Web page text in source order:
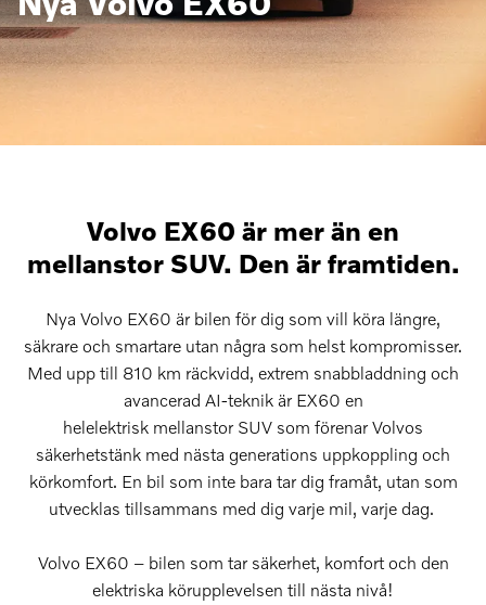
Volvo EX60 är mer än en
mellanstor SUV. Den är framtiden.
Nya Volvo EX60 är bilen för dig som vill köra längre,
säkrare och smartare utan några som helst kompromisser.
Med upp till 810 km räckvidd, extrem snabbladdning och
avancerad AI-teknik är EX60 en
helelektrisk mellanstor SUV som förenar Volvos
säkerhetstänk med nästa generations uppkoppling och
körkomfort. En bil som inte bara tar dig framåt, utan som
utvecklas tillsammans med dig varje mil, varje dag.
Volvo EX60 – bilen som tar säkerhet, komfort och den
elektriska körupplevelsen till nästa nivå!